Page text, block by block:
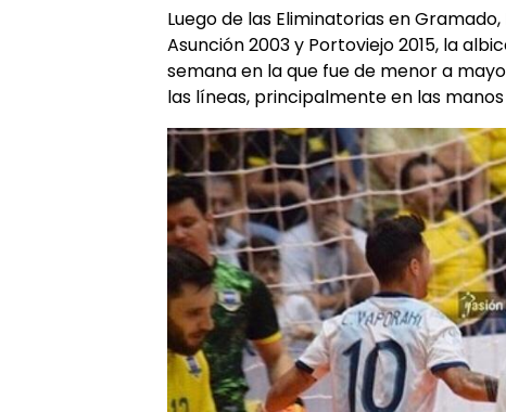
Luego de las Eliminatorias en
Asunción 2003 y Portoviejo 2015, la
semana en la que fue de menor a
las líneas, principalmente en las